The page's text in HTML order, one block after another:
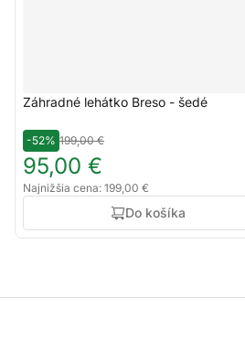
Záhradné lehátko Breso - šedé
-52% 199,00 €
95,00 €
Najnižšia cena: 199,00 €
Do košíka